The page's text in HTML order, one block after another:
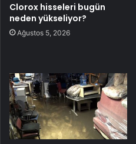
Clorox hisseleri bugün
neden yükseliyor?
Ağustos 5, 2026